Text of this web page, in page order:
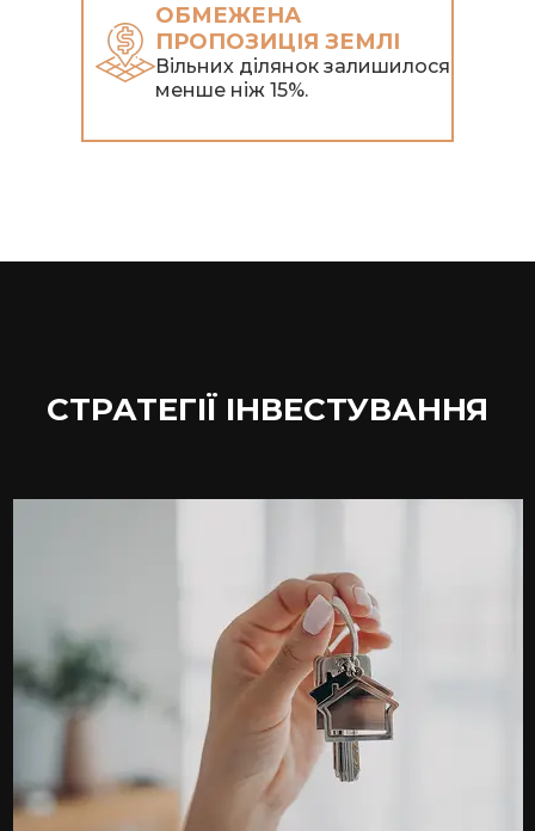
ОБМЕЖЕНА
ПРОПОЗИЦІЯ ЗЕМЛІ
Вільних ділянок залишилося
менше ніж 15%.
СТРАТЕГІЇ ІНВЕСТУВАННЯ